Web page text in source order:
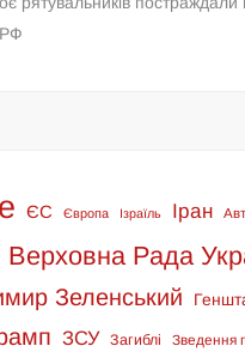
РФ
ЄС Європа Ізраїль Іран
Верховна Рада
Зеленський
ЗСУ Загиблі Зведення